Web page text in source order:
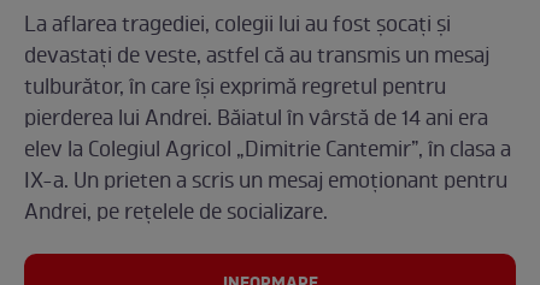
La aflarea tragediei, colegii lui au fost șocați și
devastați de veste, astfel că au transmis un mesaj
tulburător, în care își exprimă regretul pentru
pierderea lui Andrei. Băiatul în vârstă de 14 ani era
elev la Colegiul Agricol „Dimitrie Cantemir”, în clasa a
IX-a. Un prieten a scris un mesaj emoționant pentru
Andrei, pe rețelele de socializare.